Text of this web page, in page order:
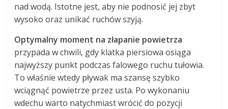
nad wodą. Istotne jest, aby nie podnosić jej zbyt
wysoko oraz unikać ruchów szyją.
Optymalny moment na złapanie powietrza
przypada w chwili, gdy klatka piersiowa osiąga
najwyższy punkt podczas falowego ruchu tułowia.
To właśnie wtedy pływak ma szansę szybko
wciągnąć powietrze przez usta. Po wykonaniu
wdechu warto natychmiast wrócić do pozycji